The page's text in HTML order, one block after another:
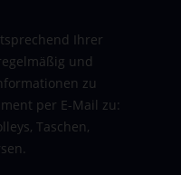
Ihrer
und
zu
per E-Mail zu:
Taschen,